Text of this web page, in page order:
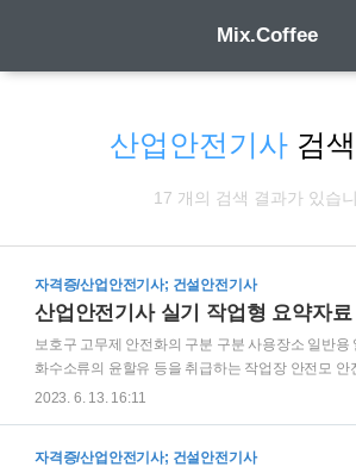
Mix.Coffee
산업안전기사 검
17 개의 검색 결과가 있습
자격증/산업안전기사; 건설안전기사
산업안전기사 실기 작업형 요약자
보호구 고무제 안전화의 구분 구분 사용장소 일반용
화수소류의 윤할유 등을 취급하는 작업장 안전모
의 모체, 착장체 및 충격흡수재를 포함한 질량은
7,000V 이하의 전압을 견디는 것을 말한다. 안전인증
2023. 6. 13. 16:11
자격증/산업안전기사; 건설안전기사